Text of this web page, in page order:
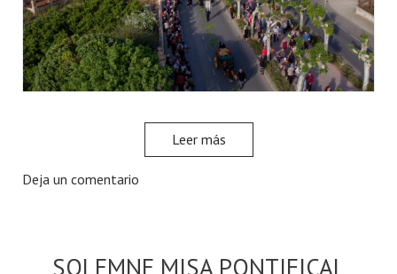
Leer más
Deja un comentario
SOLEMNE MISA PONTIFICAL